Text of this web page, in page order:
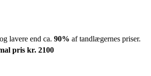
og lavere end ca. 90% af tandlægernes priser.
pris kr. 2100